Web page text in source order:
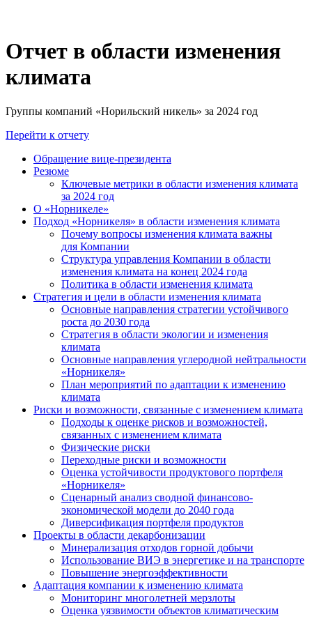
Отчет в области изменения
климата
Группы компаний «Норильский никель» за 2024 год
Перейти к отчету
Обращение вице-президента
Резюме
Ключевые метрики в области изменения климата
за 2024 год
О «Норникеле»
Подход «Норникеля» в области изменения климата
Почему вопросы изменения климата важны
для Компании
Структура управления Компании в области
изменения климата на конец 2024 года
Политика в области изменения климата
Стратегия и цели в области изменения климата
Основные направления стратегии устойчивого
роста до 2030 года
Стратегия в области экологии и изменения
климата
Основные направления углеродной нейтральности
«Норникеля»
План мероприятий по адаптации к изменению
климата
Риски и возможности, связанные с изменением климата
Подходы к оценке рисков и возможностей,
связанных с изменением климата
Физические риски
Переходные риски и возможности
Оценка устойчивости продуктового портфеля
«Норникеля»
Сценарный анализ сводной финансово-
экономической модели до 2040 года
Диверсификация портфеля продуктов
Проекты в области декарбонизации
Минерализация отходов горной добычи
Использование ВИЭ в энергетике и на транспорте
Повышение энергоэффективности
Адаптация компании к изменению климата
Мониторинг многолетней мерзлоты
Оценка уязвимости объектов климатическим